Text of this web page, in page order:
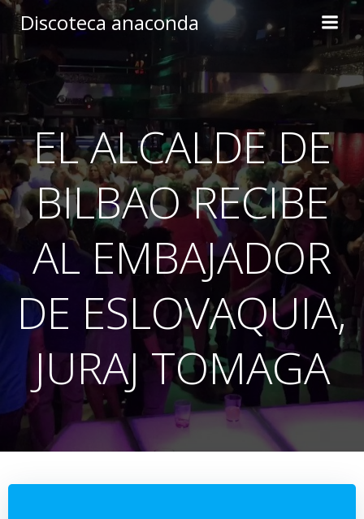
to
Discoteca anaconda
EL ALCALDE DE
BILBAO RECIBE
AL EMBAJADOR
DE ESLOVAQUIA,
JURAJ TOMAGA